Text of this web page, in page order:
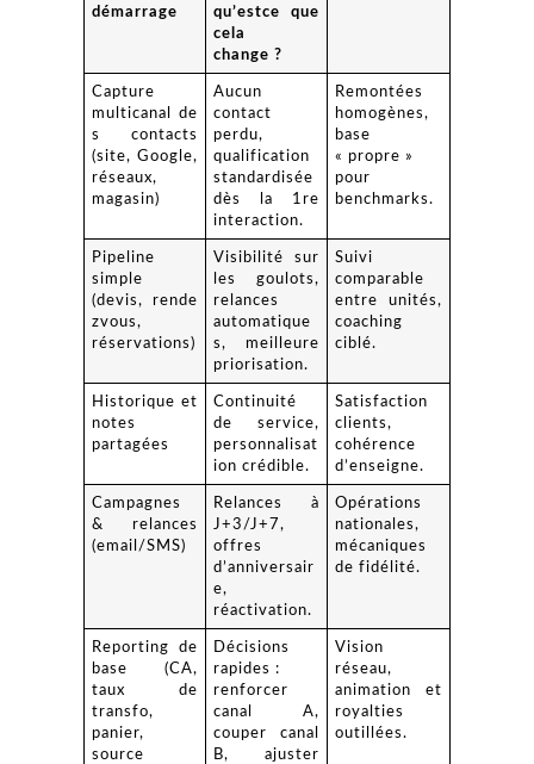
démarrage
qu’estce que
cela
change ?
Capture
multicanal de
s contacts
(site, Google,
réseaux,
magasin)
Aucun
contact
perdu,
qualification
standardisée
dès la 1re
interaction.
Remontées
homogènes,
base
« propre »
pour
benchmarks.
Pipeline
simple
(devis, rende
zvous,
réservations)
Visibilité sur
les goulots,
relances
automatique
s, meilleure
priorisation.
Suivi
comparable
entre unités,
coaching
ciblé.
Historique et
notes
partagées
Continuité
de service,
personnalisat
ion crédible.
Satisfaction
clients,
cohérence
d’enseigne.
Campagnes
& relances
(email/SMS)
Relances à
J+3/J+7,
offres
d’anniversair
e,
réactivation.
Opérations
nationales,
mécaniques
de fidélité.
Reporting de
base (CA,
taux de
transfo,
panier,
source
Décisions
rapides :
renforcer
canal A,
couper canal
B, ajuster
Vision
réseau,
animation et
royalties
outillées.